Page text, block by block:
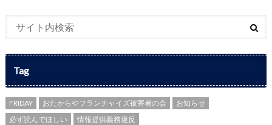
Tag
FRIDAY おたからやフランチャイズ被害者の会
お知らせ
必ず読んでほしい
情報提供義務違反